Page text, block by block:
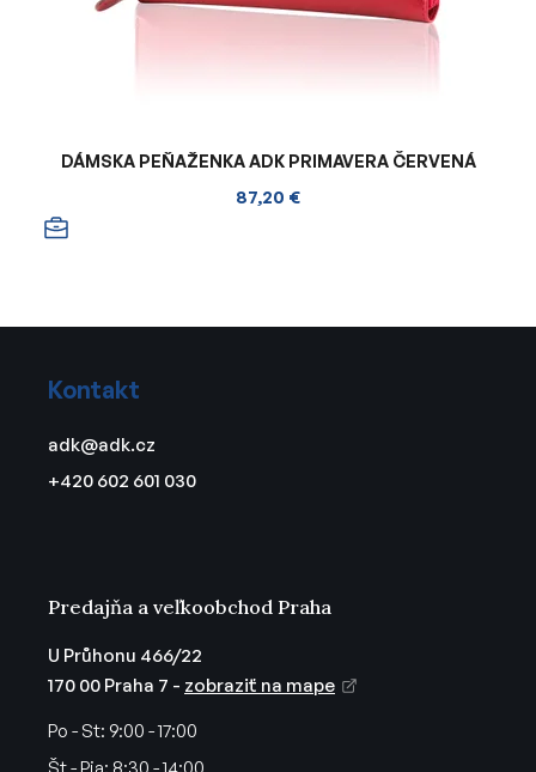
DÁMSKA PEŇAŽENKA ADK PRIMAVERA ČERVENÁ
87,20 €
Kontakt
adk@adk.cz
+420 602 601 030
Predajňa a veľkoobchod Praha
U Průhonu 466/22
170 00 Praha 7 - zobraziť na mape
Po - St: 9:00 - 17:00
Št - Pia: 8:30 - 14:00